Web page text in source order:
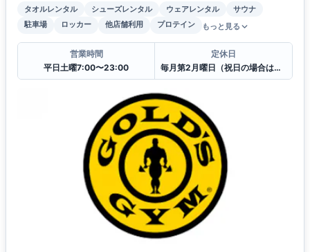
タオルレンタル シューズレンタル ウェアレンタル
サウナ
駐車場
ロッカー 他店舗利用 プロテイン もっと見る
営業時間
平日土曜7:00〜23:00
定休日
毎月第2月曜日（祝日の場合は翌平日）